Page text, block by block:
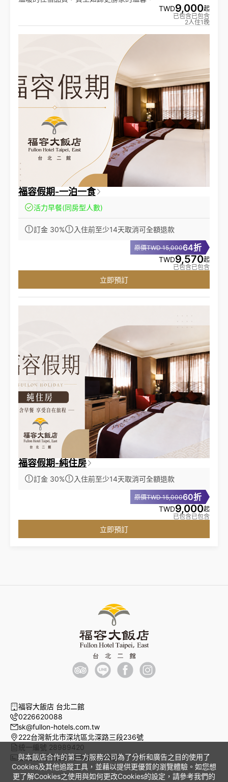
TWD9,000起
已包含已包含
2人住1晚
福容假期-一泊一食
活力早餐(同房型人數)
訂金 30% 入住前至少14天取消可全額退款
原價TWD 15,00064折
TWD9,570起
已包含已包含
立即預訂
福容假期-純住房
訂金 30% 入住前至少14天取消可全額退款
原價TWD 15,00060折
TWD9,000起
已包含已包含
立即預訂
與本飯店合作的第三方服務公司為了分析和廣告之目的使用了
Cookies及其他追蹤工具，並藉以提供更優質的瀏覽體驗。如您想
更了解Cookies之使用與如何更改Cookies的設定，請參考我們的
福容大飯店 台北二館
0226620088
sk@fullon-hotels.com.tw
222台灣新北市深坑區北深路三段236號
統一編號 28989420
旅宿登記證號 新北市旅館244號